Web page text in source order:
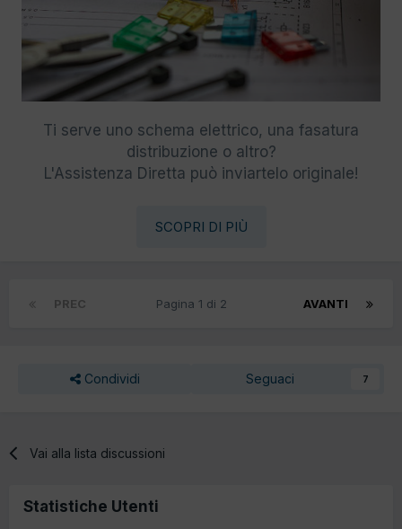
Ti serve uno schema elettrico, una fasatura
distribuzione o altro?
L'Assistenza Diretta può inviartelo originale!
SCOPRI DI PIÙ
PREC AVANTI
Pagina 1 di 2
Condividi Seguaci 7
Vai alla lista discussioni
Statistiche Utenti